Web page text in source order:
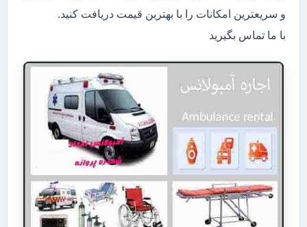
و سریعترین امکانات را با بهترین قیمت دریافت کنید.
با ما تماس بگیرید